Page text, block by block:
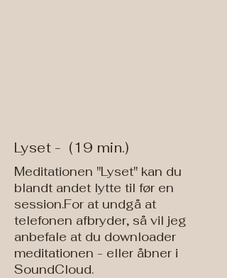
Lyset - (19 min.)
Meditationen "Lyset" kan du
blandt andet lytte til før en
session.For at undgå at
telefonen afbryder, så vil jeg
anbefale at du downloader
meditationen - eller åbner i
SoundCloud.